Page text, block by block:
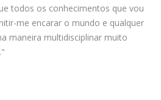
todos os conhecimentos que vou
me encarar o mundo e qualquer
maneira multidisciplinar muito